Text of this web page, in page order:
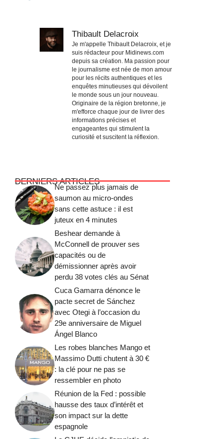
Thibault Delacroix
Je m'appelle Thibault Delacroix, et je
suis rédacteur pour Midinews.com
depuis sa création. Ma passion pour
le journalisme est née de mon amour
pour les récits authentiques et les
enquêtes minutieuses qui dévoilent
le monde sous un jour nouveau.
Originaire de la région bretonne, je
m'efforce chaque jour de livrer des
informations précises et
engageantes qui stimulent la
curiosité et suscitent la réflexion.
DERNIERS ARTICLES
Ne passez plus jamais de
saumon au micro-ondes
sans cette astuce : il est
juteux en 4 minutes
Beshear demande à
McConnell de prouver ses
capacités ou de
démissionner après avoir
perdu 38 votes clés au Sénat
Cuca Gamarra dénonce le
pacte secret de Sánchez
avec Otegi à l’occasion du
29e anniversaire de Miguel
Ángel Blanco
Les robes blanches Mango et
Massimo Dutti chutent à 30 €
: la clé pour ne pas se
ressembler en photo
Réunion de la Fed : possible
hausse des taux d’intérêt et
son impact sur la dette
espagnole